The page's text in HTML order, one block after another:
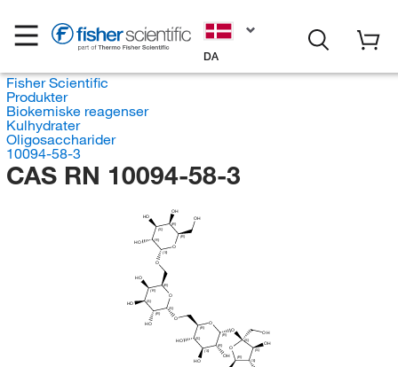
DA
Fisher Scientific
Produkter
Biokemiske reagenser
Kulhydrater
Oligosaccharider
10094-58-3
CAS RN 10094-58-3
OH
(R)
O
(S)
O
(R)
O
(S)
O
(R)
O
(R)
O
(S)
OH
O
(R)
(S)
(S)
OH
(R)
OH
(S)
HO
(S)
HO
(R)
HO
(S)
HO
(R)
HO
(R)
HO
(S)
HO
(R)
OH